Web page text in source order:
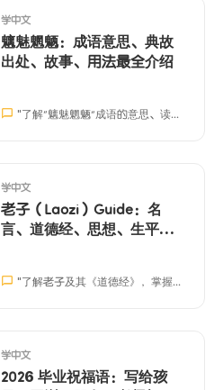
学中文
魑魅魍魉：成语意思、典故
出处、故事、用法最全介绍
" 了解“魑魅魍魉”成语的意思、读音、用法和典故，帮助孩子更好地掌握中文表达。
学中文
老子（Laozi）Guide：名
言、道德经、思想、生平最
" 了解老子及其《道德经》，掌握5个关键词，用老子思想帮助孩子学习中文和情绪管理。
学中文
2026 毕业祝福语：写给孩